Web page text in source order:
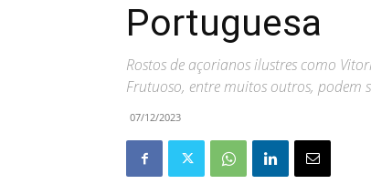
Portuguesa
Rostos de açorianos ilustres como
Frutuoso, entre muitos outros, podem
07/12/2023